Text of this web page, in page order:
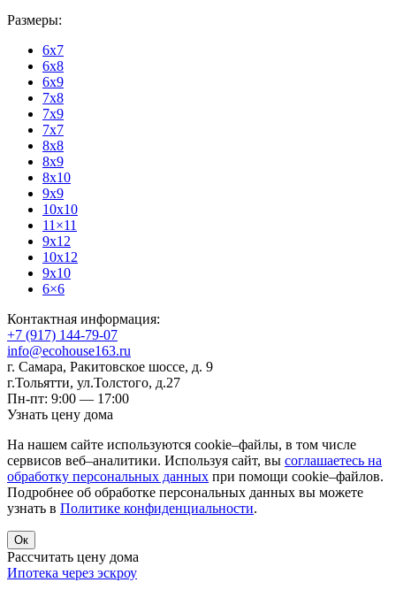
Размеры:
6x7
6x8
6x9
7x8
7x9
7x7
8x8
8x9
8x10
9x9
10x10
11×11
9x12
10x12
9x10
6×6
Контактная информация:
+7 (917) 144-79-07
info@ecohouse163.ru
г. Самара, Ракитовское шоссе, д. 9
г.Тольятти, ул.Толстого, д.27
Пн-пт: 9:00 — 17:00
Узнать цену дома
На нашем сайте используются cookie–файлы, в том числе
сервисов веб–аналитики. Используя сайт, вы соглашаетесь на
обработку персональных данных при помощи cookie–файлов.
Подробнее об обработке персональных данных вы можете
узнать в Политике конфиденциальности.
Ок
Рассчитать цену дома
Ипотека через эскроу